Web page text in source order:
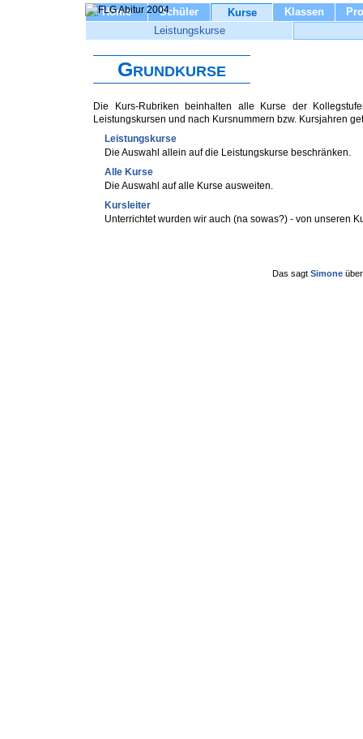
Home Schüler Kurse Klassen
Leistungskurse
Grundkurse
Die Kurs-Rubriken beinhalten alle Kurse der
Leistungskursen und nach Kursnummern bzw. Kursjahren
Leistungskurse
Die Auswahl allein auf die Leistungskurse beschränken.
Alle Kurse
Die Auswahl auf alle Kurse ausweiten.
Kursleiter
Unterrichtet wurden wir auch (na sowas?) - von unseren
Das sagt Simone